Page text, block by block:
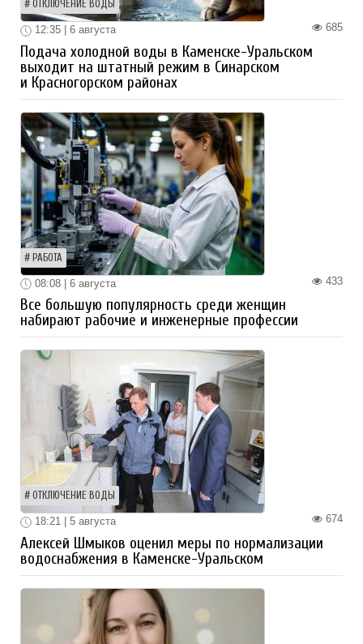
ОТКЛЮЧЕНИЕ ВОДЫ
685
12:35 | 6 августа
Подача холодной воды в Каменске-Уральском
выходит на штатный режим в Синарском
и Красногорском районах
РАБОТА
433
08:08 | 6 августа
Все большую популярность среди женщин
набирают рабочие и инженерные профессии
ОТКЛЮЧЕНИЕ ВОДЫ
674
18:21 | 5 августа
Алексей Шмыков оценил меры по нормализации
водоснабжения в Каменске-Уральском